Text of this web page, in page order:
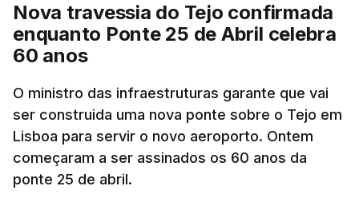
Nova travessia do Tejo confirmada
enquanto Ponte 25 de Abril celebra
60 anos
O ministro das infraestruturas garante que vai
ser construida uma nova ponte sobre o Tejo em
Lisboa para servir o novo aeroporto. Ontem
começaram a ser assinados os 60 anos da
ponte 25 de abril.